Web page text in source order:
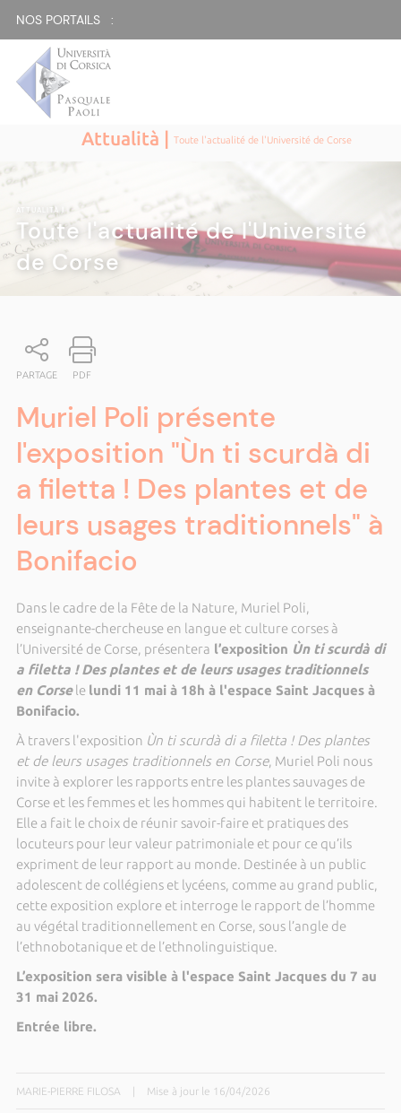
NOS PORTAILS :
Attualità |Toute l'actualité de l'Université de Corse
ATTUALITÀ|
Toute l'actualité de l'Université
de Corse
PARTAGE PDF
Muriel Poli présente
l'exposition "Ùn ti scurdà di
a filetta ! Des plantes et de
leurs usages traditionnels" à
Bonifacio
Dans le cadre de la Fête de la Nature, Muriel Poli,
enseignante-chercheuse en langue et culture corses à
l’Université de Corse, présentera l’exposition Ùn ti scurdà di
a filetta ! Des plantes et de leurs usages traditionnels
en Corsele lundi 11 mai à 18h à l'espace Saint Jacques à
Bonifacio.
À travers l'exposition Ùn ti scurdà di a filetta ! Des plantes
et de leurs usages traditionnels en Corse, Muriel Poli nous
invite à explorer les rapports entre les plantes sauvages de
Corse et les femmes et les hommes qui habitent le territoire.
Elle a fait le choix de réunir savoir-faire et pratiques des
locuteurs pour leur valeur patrimoniale et pour ce qu’ils
expriment de leur rapport au monde. Destinée à un public
adolescent de collégiens et lycéens, comme au grand public,
cette exposition explore et interroge le rapport de l’homme
au végétal traditionnellement en Corse, sous l’angle de
l’ethnobotanique et de l’ethnolinguistique.
L’exposition sera visible à l'espace Saint Jacques du 7 au
31 mai 2026.
Entrée libre.
MARIE-PIERRE FILOSA Mise à jour le 16/04/2026